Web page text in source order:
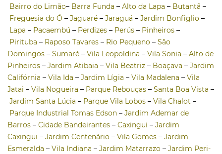
Bairro do Limão– Barra Funda – Alto da Lapa – Butantã –
Freguesia do Ó – Jaguaré – Jaraguá – Jardim Bonfiglio –
Lapa – Pacaembú – Perdizes – Perús – Pinheiros –
Pirituba – Raposo Tavares – Rio Pequeno – São
Domingos – Sumaré – Vila Leopoldina – Vila Sonia – Alto de
Pinheiros – Jardim Atibaia – Vila Beatriz – Boaçava – Jardim
Califórnia – Vila Ida – Jardim Lígia – Vila Madalena – Vila
Jatai – Vila Nogueira – Parque Rebouças – Santa Boa Vista –
Jardim Santa Lúcia – Parque Vila Lobos – Vila Chalot –
Parque Industrial Tomas Edson – Jardim Ademar de
Barros – Cidade Bandeirantes – Caxingui – Jardim
Caxingui – Jardim Centenário – Vila Gomes – Jardim
Esmeralda – Vila Indiana – Jardim Matarrazo – Jardim Peri-